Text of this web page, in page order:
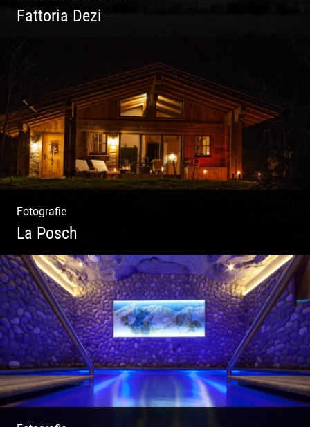
Fattoria Dezi
Übersetzung & Medien | Fotografie &
Texting | Feine Weine
Fotografie
La Posch
Kuschelige Chalets | Traumhaftes Tirol |
Luxuriöse Auszeit | Alpiner Lifestyle